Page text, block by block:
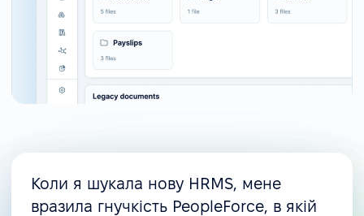
Коли я шукала нову HRMS, мене
вразила гнучкість PeopleForce, в якій